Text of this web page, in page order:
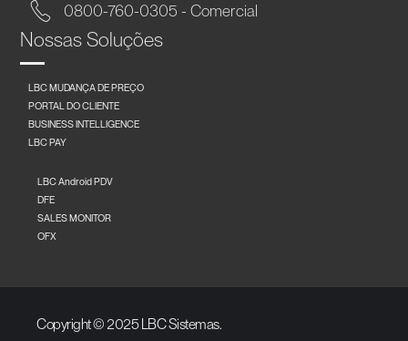
0800-760-0305 - Comercial
Nossas Soluções
LBC MUDANÇA DE PREÇO
PORTAL DO CLIENTE
BUSINESS INTELLIGENCE
LBC PAY
LBC Android PDV
DFE
SALES MONITOR
OFX
Copyright © 2025 LBC Sistemas.